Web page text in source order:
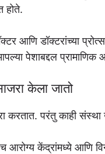
होते.
आणि डॉक्टरांच्या
पेशाबद्दल प्रामाणिक
केला जातो
करतात. परंतु काही
आरोग्य केंद्रांमध्ये आणि